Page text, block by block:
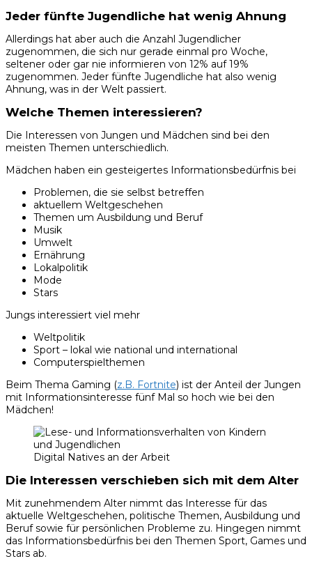
Jeder fünfte Jugendliche hat wenig Ahnung
Allerdings hat aber auch die Anzahl Jugendlicher
zugenommen, die sich nur gerade einmal pro Woche,
seltener oder gar nie informieren von 12% auf 19%
zugenommen. Jeder fünfte Jugendliche hat also wenig
Ahnung, was in der Welt passiert.
Welche Themen interessieren?
Die Interessen von Jungen und Mädchen sind bei den
meisten Themen unterschiedlich.
Mädchen haben ein gesteigertes Informationsbedürfnis bei
Problemen, die sie selbst betreffen
aktuellem Weltgeschehen
Themen um Ausbildung und Beruf
Musik
Umwelt
Ernährung
Lokalpolitik
Mode
Stars
Jungs interessiert viel mehr
Weltpolitik
Sport – lokal wie national und international
Computerspielthemen
Beim Thema Gaming (z.B. Fortnite) ist der Anteil der Jungen
mit Informationsinteresse fünf Mal so hoch wie bei den
Mädchen!
Digital Natives an der Arbeit
Die Interessen verschieben sich mit dem Alter
Mit zunehmendem Alter nimmt das Interesse für das
aktuelle Weltgeschehen, politische Themen, Ausbildung und
Beruf sowie für persönlichen Probleme zu. Hingegen nimmt
das Informationsbedürfnis bei den Themen Sport, Games und
Stars ab.